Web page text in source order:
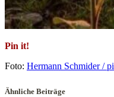
Pin it!
Foto: Hermann Schmider /
Ähnliche Beiträge